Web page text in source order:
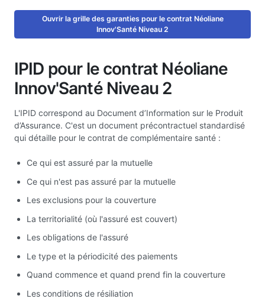
Ouvrir la grille des garanties pour le contrat Néoliane
Innov'Santé Niveau 2
IPID pour le contrat Néoliane
Innov'Santé Niveau 2
L'IPID correspond au Document d’Information sur le Produit
d’Assurance. C'est un document précontractuel standardisé
qui détaille pour le contrat de complémentaire santé :
Ce qui est assuré par la mutuelle
Ce qui n'est pas assuré par la mutuelle
Les exclusions pour la couverture
La territorialité (où l'assuré est couvert)
Les obligations de l'assuré
Le type et la périodicité des paiements
Quand commence et quand prend fin la couverture
Les conditions de résiliation